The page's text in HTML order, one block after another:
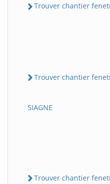
Trouver chantier
Trouver chantier
SIAGNE
Trouver chantier